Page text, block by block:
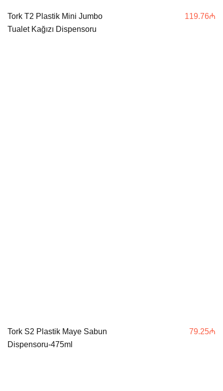
Tork T2 Plastik Mini Jumbo
Tualet Kağızı Dispensoru
119.76₼
Tork S2 Plastik Maye Sabun
Dispensoru-475ml
79.25₼